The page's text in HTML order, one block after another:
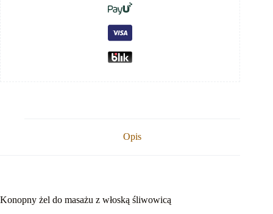
Opis
Konopny żel do masażu z włoską śliwowicą